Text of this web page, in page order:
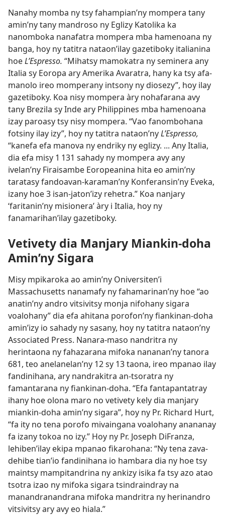
Nanahy momba ny tsy fahampian’ny mompera tany
amin’ny tany mandroso ny Eglizy Katolika ka
nanomboka nanafatra mompera mba hamenoana ny
banga, hoy ny tatitra nataon’ilay gazetiboky italianina
hoeL’Espresso. “Mihatsy mamokatra ny seminera any
Italia sy Eoropa ary Amerika Avaratra, hany ka tsy afa-
manolo ireo momperany intsony ny diosezy”, hoy ilay
gazetiboky. Koa nisy mompera àry nohafarana avy
tany Brezila sy Inde ary Philippines mba hamenoana
izay paroasy tsy nisy mompera. “Vao fanombohana
fotsiny ilay izy”, hoy ny tatitra nataon’nyL’Espresso,
“kanefa efa manova ny endriky ny eglizy. ... Any Italia,
dia efa misy 1 131 sahady ny mompera avy any
ivelan’ny Firaisambe Eoropeanina hita eo amin’ny
taratasy fandoavan-karaman’ny Konferansin’ny Eveka,
izany hoe 3 isan-jaton’izy rehetra.” Koa nanjary
‘faritanin’ny misionera’ àry i Italia, hoy ny
fanamarihan’ilay gazetiboky.
Vetivety dia Manjary Miankin-doha
Amin’ny Sigara
Misy mpikaroka ao amin’ny Oniversiten’i
Massachusetts nanamafy ny fahamarinan’ny hoe “ao
anatin’ny andro vitsivitsy monja nifohany sigara
voalohany” dia efa ahitana porofon’ny fiankinan-doha
amin’izy io sahady ny sasany, hoy ny tatitra nataon’ny
Associated Press. Nanara-maso nandritra ny
herintaona ny fahazarana mifoka nananan’ny tanora
681, teo anelanelan’ny 12 sy 13 taona, ireo mpanao ilay
fandinihana, ary nandrakitra an-tsoratra ny
famantarana ny fiankinan-doha. “Efa fantapantatray
ihany hoe olona maro no vetivety kely dia manjary
miankin-doha amin’ny sigara”, hoy ny Pr. Richard Hurt,
“fa ity no tena porofo mivaingana voalohany anananay
fa izany tokoa no izy.” Hoy ny Pr. Joseph DiFranza,
lehiben’ilay ekipa mpanao fikarohana: “Ny tena zava-
dehibe tian’io fandinihana io hambara dia ny hoe tsy
maintsy mampitandrina ny ankizy isika fa tsy azo atao
tsotra izao ny mifoka sigara tsindraindray na
manandranandrana mifoka mandritra ny herinandro
vitsivitsy ary avy eo hiala.”